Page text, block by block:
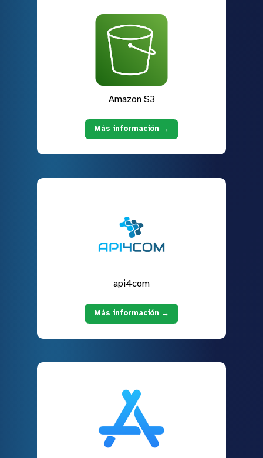
Amazon S3
Más información →
api4com
Más información →